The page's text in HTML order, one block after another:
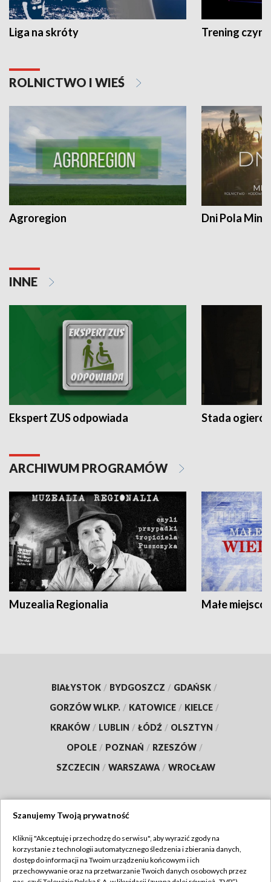
Liga na skróty Trening czyni
ROLNICTWO I WIEŚ
Agroregion Dni Pola
INNE
Ekspert ZUS odpowiada Stada
ARCHIWUM PROGRAMÓW
Muzealia Regionalia Małe
BIAŁYSTOK / BYDGOSZCZ / GDAŃSK /
GORZÓW WLKP. / KATOWICE / KIELCE /
KRAKÓW / LUBLIN / ŁÓDŹ / OLSZTYN /
OPOLE / POZNAŃ / RZESZÓW /
SZCZECIN / WARSZAWA / WROCŁAW
TVP
Abonament TVP
Regulamin TVP
Szanujemy Twoją prywatność
Kliknij "Akceptuję i przechodzę do serwisu", aby wyrazić zgody na
korzystanie z technologii automatycznego śledzenia i zbierania danych,
dostęp do informacji na Twoim urządzeniu końcowym i ich
przechowywanie oraz na przetwarzanie Twoich danych osobowych przez